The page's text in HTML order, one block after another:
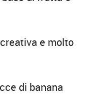
e molto
di banana